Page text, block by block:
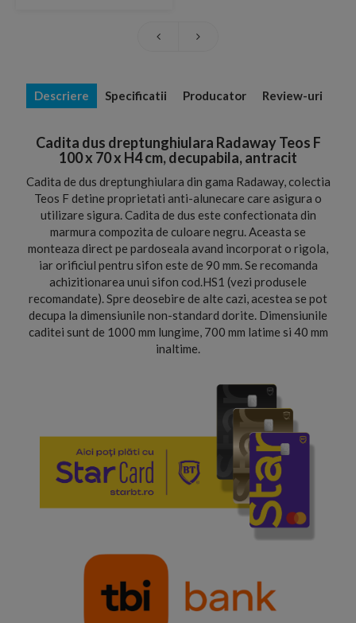
Descriere Specificatii Producator Review-uri
Cadita dus dreptunghiulara Radaway Teos F
100 x 70 x H4 cm, decupabila, antracit
Cadita de dus dreptunghiulara din gama Radaway, colectia
Teos F detine proprietati anti-alunecare care asigura o
utilizare sigura. Cadita de dus este confectionata din
marmura compozita de culoare negru. Aceasta se
monteaza direct pe pardoseala avand incorporat o rigola,
iar orificiul pentru sifon este de 90 mm. Se recomanda
achizitionarea unui sifon cod.HS1 (vezi produsele
recomandate). Spre deosebire de alte cazi, acestea se pot
decupa la dimensiunile non-standard dorite. Dimensiunile
caditei sunt de 1000 mm lungime, 700 mm latime si 40 mm
inaltime.